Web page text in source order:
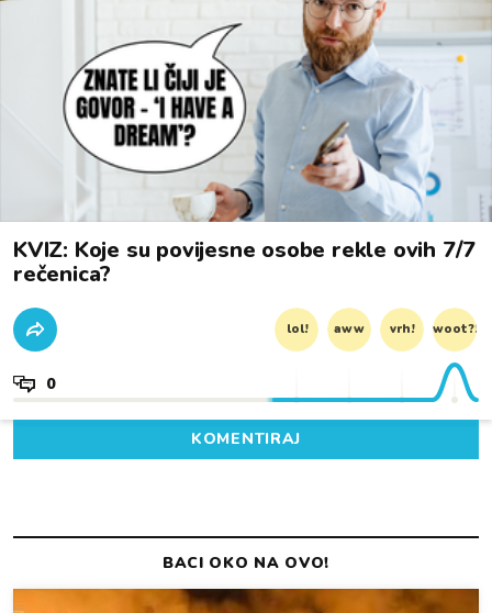
KVIZ: Koje su povijesne osobe rekle ovih 7/7
rečenica?
lol! aww vrh! woot?!
0
KOMENTIRAJ